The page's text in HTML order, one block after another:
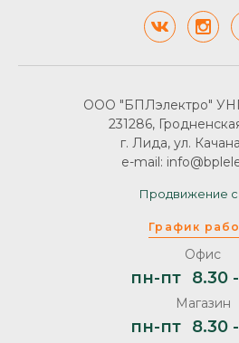
График
Офис
пн-пт 8.30
Магазин
пн-пт
8.30
ООО "БПЛэлектро"
231286,
г. Лида, ул.
e-mail:
Продвижение